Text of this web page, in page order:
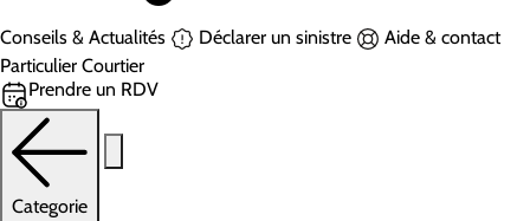
Conseils & Actualités Déclarer un sinistre
Aide & contact
Particulier Courtier
Prendre un RDV
Categorie